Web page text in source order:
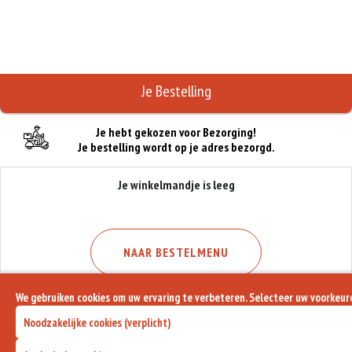
Je hebt gekozen voor Bezorging!
Je bestelling wordt op je adres bezorgd.
Je winkelmandje is leeg
NAAR BESTELMENU
Aantal :
Je Bestelling
We gebruiken cookies om uw ervaring te verbeteren. Selecteer uw
Noodzakelijke cookies (verplicht)